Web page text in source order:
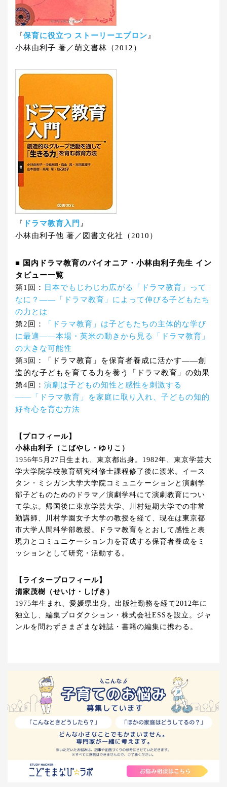
『保育に役立つ ストーリーエプロン 』
小林由利子 著／萌文書林（2012）
『 ドラマ教育入門 』
小林由利子他 著／図書文化社（2010）
■ 国内ドラマ教育のパイオニア・小林由利子先生 イン
タビュー一覧
第1回：
日本でもじわじわ広がる「ドラマ教育」って
なに？――「ドラマ教育」によって伸びる子どもたち
の力とは
第2回：
「ドラマ教育」は子どもたちの主体的な学び
に最適――本場・英米の動きから見る「ドラマ教育」
の大きな可能性
第3回：「ドラマ教育」を保育者養成に活かす――創
造的な子どもを育てる力を養う「ドラマ教育」の効果
第4回： 演劇は子どもの知性と感性を刺激する
――「ドラマ教育」を家庭に取り入れ、子どもの知的
好奇心を育む方法
【プロフィール】
小林由利子（こばやし・ゆりこ）
1956年5月27日生まれ、東京都出身。1982年、東京学芸大
学大学院学校教育研究科修士課程修了後に渡米。イース
タン・ミシガン大学大学院コミュニケーションと演劇学
部子どものためのドラマ／演劇学科にて演劇教育につい
て学ぶ。帰国後に東京学芸大学、川村短期大学での非常
勤講師、川村学園女子大学の教授を経て、現在は東京都
市大学人間科学部教授。ドラマ教育をとおして感性と表
現力とコミュニケーション力を育成する保育者養成をミ
ッションとして研究・活動する。
【ライタープロフィール】
清家茂樹（せいけ・しげき）
1975年生まれ、愛媛県出身。出版社勤務を経て2012年に
独立し、編集プロダクション・株式会社ESSを設立。ジャ
ンルを問わずさまざまな雑誌・書籍の編集に携わる。